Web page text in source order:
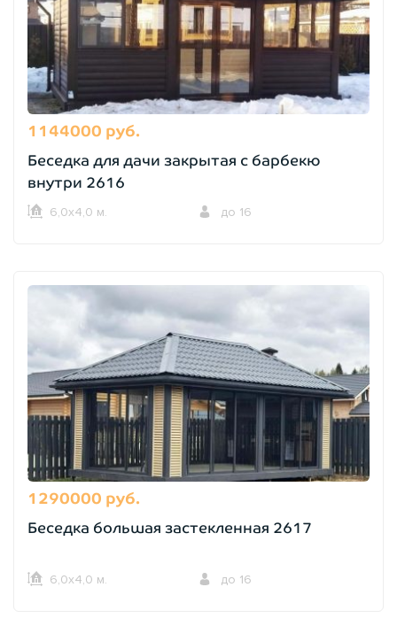
1144000 руб.
Беседка для дачи закрытая с барбекю
внутри 2616
6,0х4,0 м. до 16
1290000 руб.
Беседка большая застекленная 2617
6,0х4,0 м. до 16